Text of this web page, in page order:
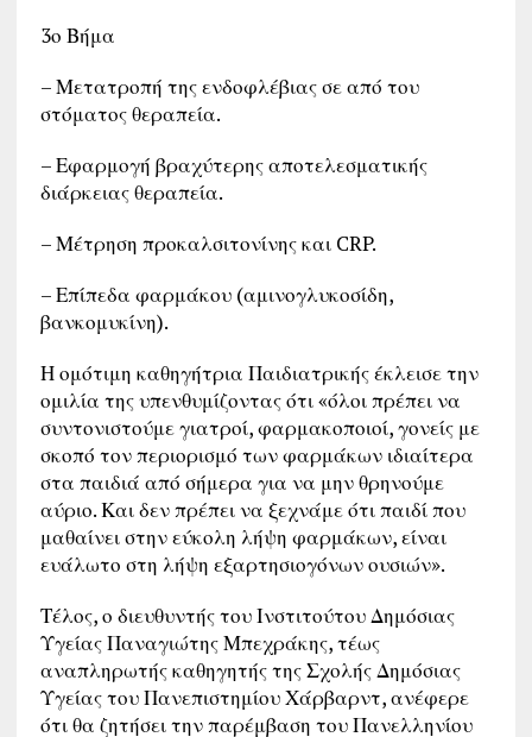
3ο Βήμα
– Μετατροπή της ενδοφλέβιας σε από του
στόματος θεραπεία.
– Εφαρμογή βραχύτερης αποτελεσματικής
διάρκειας θεραπεία.
– Μέτρηση προκαλσιτονίνης και CRP.
– Επίπεδα φαρμάκου (αμινογλυκοσίδη,
βανκομυκίνη).
Η ομότιμη καθηγήτρια Παιδιατρικής έκλεισε την
ομιλία της υπενθυμίζοντας ότι «όλοι πρέπει να
συντονιστούμε γιατροί, φαρμακοποιοί, γονείς με
σκοπό τον περιορισμό των φαρμάκων ιδιαίτερα
στα παιδιά από σήμερα για να μην θρηνούμε
αύριο. Και δεν πρέπει να ξεχνάμε ότι παιδί που
μαθαίνει στην εύκολη λήψη φαρμάκων, είναι
ευάλωτο στη λήψη εξαρτησιογόνων ουσιών».
Τέλος, ο διευθυντής του Ινστιτούτου Δημόσιας
Υγείας Παναγιώτης Μπεχράκης, τέως
αναπληρωτής καθηγητής της Σχολής Δημόσιας
Υγείας του Πανεπιστημίου Χάρβαρντ, ανέφερε
ότι θα ζητήσει την παρέμβαση του Πανελληνίου